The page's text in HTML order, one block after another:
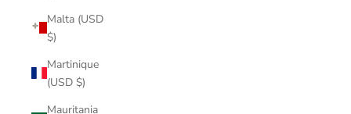
Malta (USD
$)
Martinique
(USD $)
Mauritania